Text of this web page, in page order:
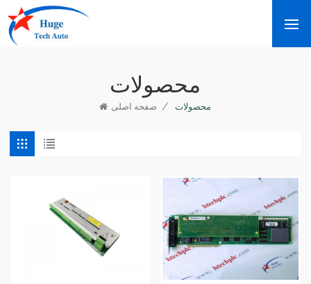
محصولات
صفحه اصلی / محصولات